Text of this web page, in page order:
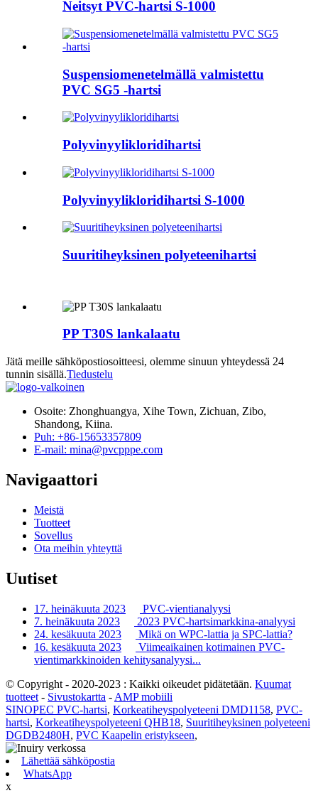
Neitsyt PVC-hartsi S-1000
Suspensiomenetelmällä valmistettu
PVC SG5 -hartsi
Polyvinyylikloridihartsi
Polyvinyylikloridihartsi S-1000
Suuritiheyksinen polyeteenihartsi
PP T30S lankalaatu
Jätä meille sähköpostiosoitteesi, olemme sinuun yhteydessä 24
tunnin sisällä.Tiedustelu
Osoite: Zhonghuangya, Xihe Town, Zichuan, Zibo,
Shandong, Kiina.
Puh: +86-15653357809
E-mail: mina@pvcpppe.com
Navigaattori
Meistä
Tuotteet
Sovellus
Ota meihin yhteyttä
Uutiset
17. heinäkuuta 2023
PVC-vientianalyysi
7. heinäkuuta 2023
2023 PVC-hartsimarkkina-analyysi
24. kesäkuuta 2023
Mikä on WPC-lattia ja SPC-lattia?
16. kesäkuuta 2023
Viimeaikainen kotimainen PVC-
vientimarkkinoiden kehitysanalyysi...
© Copyright - 2020-2023 : Kaikki oikeudet pidätetään. Kuumat
tuotteet - Sivustokartta - AMP mobiili
SINOPEC PVC-hartsi, Korkeatiheyspolyeteeni DMD1158, PVC-
hartsi, Korkeatiheyspolyeteeni QHB18, Suuritiheyksinen polyeteeni
DGDB2480H, PVC Kaapelin eristykseen,
Lähettää sähköpostia
WhatsApp
x